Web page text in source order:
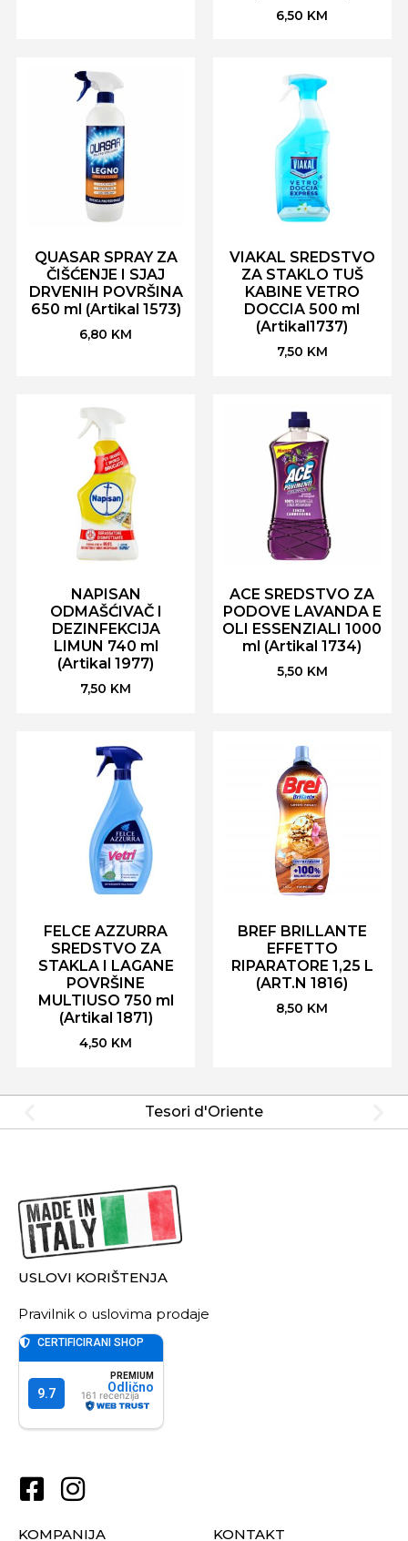
6,50 KM
QUASAR SPRAY ZA
ČIŠĆENJE I SJAJ
DRVENIH POVRŠINA
650 ml (Artikal 1573)
6,80 KM
VIAKAL SREDSTVO
ZA STAKLO TUŠ
KABINE VETRO
DOCCIA 500 ml
(Artikal1737)
7,50 KM
NAPISAN
ODMAŠĆIVAČ I
DEZINFEKCIJA
LIMUN 740 ml
(Artikal 1977)
7,50 KM
ACE SREDSTVO ZA
PODOVE LAVANDA E
OLI ESSENZIALI 1000
ml (Artikal 1734)
5,50 KM
FELCE AZZURRA
SREDSTVO ZA
STAKLA I LAGANE
POVRŠINE
MULTIUSO 750 ml
(Artikal 1871)
4,50 KM
BREF BRILLANTE
EFFETTO
RIPARATORE 1,25 L
(ART.N 1816)
8,50 KM
Tesori d'Oriente
USLOVI KORIŠTENJA
Pravilnik o uslovima prodaje
KOMPANIJA KONTAKT